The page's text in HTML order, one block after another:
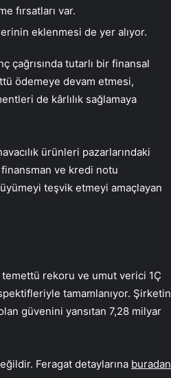
fırsatları var.
eklenmesi de yer alıyor.
çağrısında tutarlı bir finansal
ödemeye devam etmesi,
de kârlılık sağlamaya
ürünleri pazarlarındaki
ve kredi notu
teşvik etmeyi amaçlayan
temettü rekoru ve umut verici 1Ç
tamamlanıyor. Şirketin
güvenini yansıtan 7,28 milyar
Feragat detaylarına buradan